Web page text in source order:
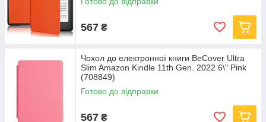
567 ₴
Чохол до електронної книги BeCover Ultra
Slim Amazon Kindle 11th Gen. 2022 6\" Pink
(708849)
Готово до відправки
567 ₴